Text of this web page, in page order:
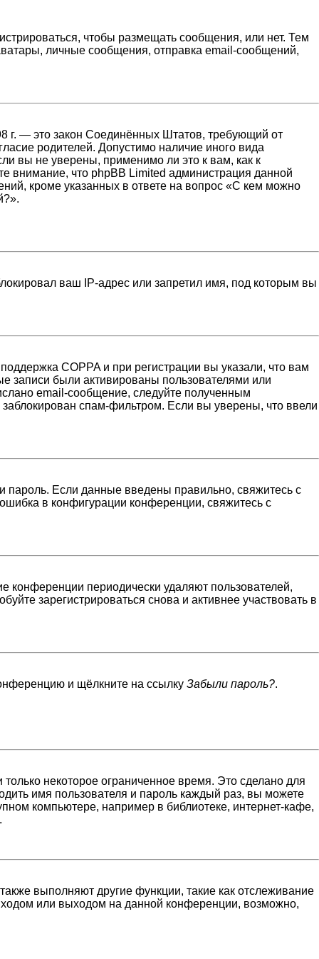
чтобы размещать сообщения, или нет. Тем
личные сообщения, отправка email-сообщений,
г. — это закон Соединённых Штатов, требующий от
родителей. Допустимо наличие иного вида
вы не уверены, применимо ли это к вам, как к
внимание, что phpBB Limited администрация данной
кроме указанных в ответе на вопрос «С кем можно
ваш IP-адрес или запретил имя, под которым вы
COPPA и при регистрации вы указали, что вам
записи были активированы пользователями или
email-сообщение, следуйте полученным
спам-фильтром. Если вы уверены, что ввели
пароль. Если данные введены правильно, свяжитесь с
в конфигурации конференции, свяжитесь с
конференции периодически удаляют пользователей,
зарегистрироваться снова и активнее участвовать в
и щёлкните на ссылку Забыли пароль?.
некоторое ограниченное время. Это сделано для
имя пользователя и пароль каждый раз, вы можете
компьютере, например в библиотеке, интернет-кафе,
выполняют другие функции, такие как отслеживание
или выходом на данной конференции, возможно,